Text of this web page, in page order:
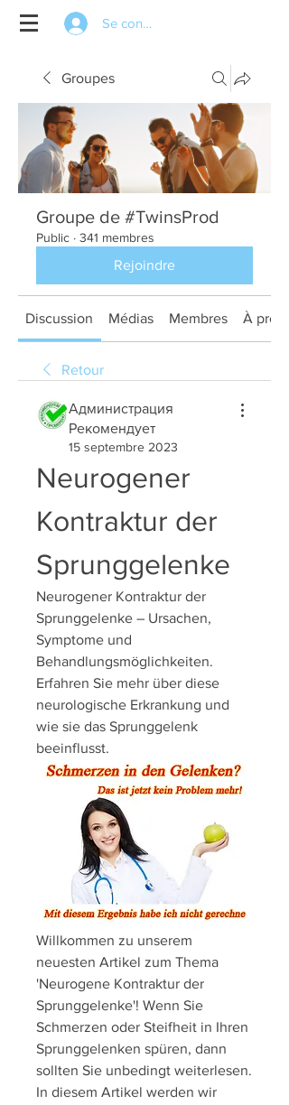
Se connecter
Groupes
Groupe de #TwinsProd
Public · 341 membres
Rejoindre
Discussion Médias Membres À
Retour
Администрация
Рекомендует
15 septembre 2023
Neurogener
Kontraktur der
Sprunggelenke
Neurogener Kontraktur der
Sprunggelenke – Ursachen,
Symptome und
Behandlungsmöglichkeiten.
Erfahren Sie mehr über diese
neurologische Erkrankung und
wie sie das Sprunggelenk
beeinflusst.
Willkommen zu unserem
neuesten Artikel zum Thema
'Neurogene Kontraktur der
Sprunggelenke'! Wenn Sie
Schmerzen oder Steifheit in Ihren
Sprunggelenken spüren, dann
sollten Sie unbedingt weiterlesen.
In diesem Artikel werden wir